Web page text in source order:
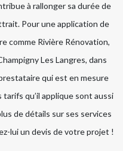
à rallonger sa durée de
Pour une application de
comme Rivière Rénovation,
Les Langres, dans
qui est en mesure
qu’il applique sont aussi
de détails sur ses services
lui un devis de votre projet !